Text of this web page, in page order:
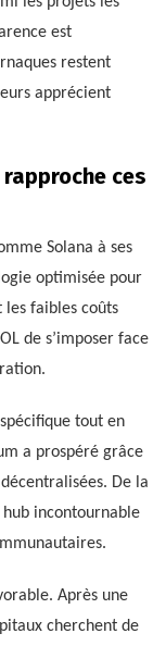
est
restent
apprécient
ces
Solana à ses
optimisée pour
les faibles coûts
de s’imposer face
tout en
a prospéré grâce
De la
incontournable
Après une
cherchent de